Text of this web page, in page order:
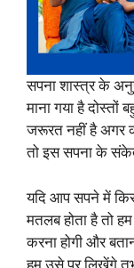
सपना शास्त्र के
माना गया है
जरूरत नहीं है अगर
तो इस सपना के
यदि आप सपने में
मतलब होता है तो
करना होगी और
हम उसे पर लिखेंगे